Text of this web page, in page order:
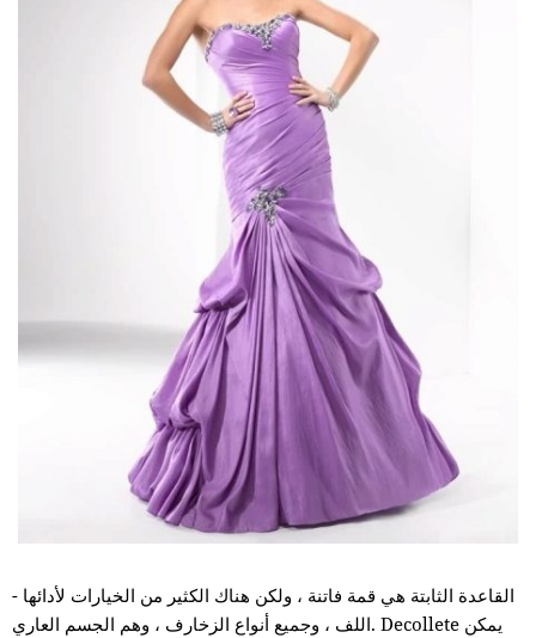
القاعدة الثابتة هي قمة فاتنة ، ولكن هناك الكثير من الخيارات لأدائها -
اللف ، وجميع أنواع الزخارف ، وهم الجسم العاري. Decollete يمكن